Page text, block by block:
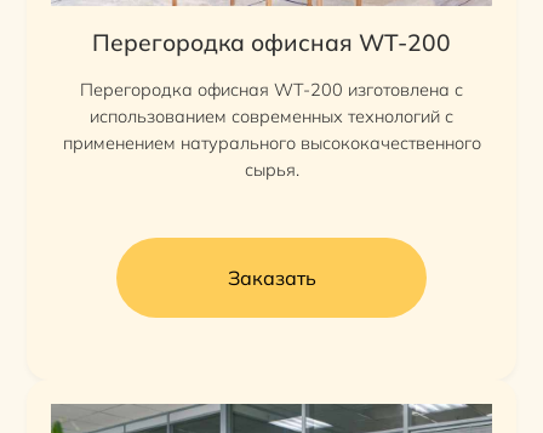
Перегородка офисная WT-200
Перегородка офисная WT-200 изготовлена с
использованием современных технологий с
применением натурального высококачественного
сырья.
Заказать